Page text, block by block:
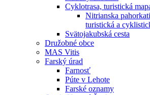
Cyklotrasa, turistická
Nitrianska
turistická a
Svätojakubská cesta
Družobné obce
MAS Vitis
Farský úrad
Farnosť
Púte v Lehote
Farské oznamy